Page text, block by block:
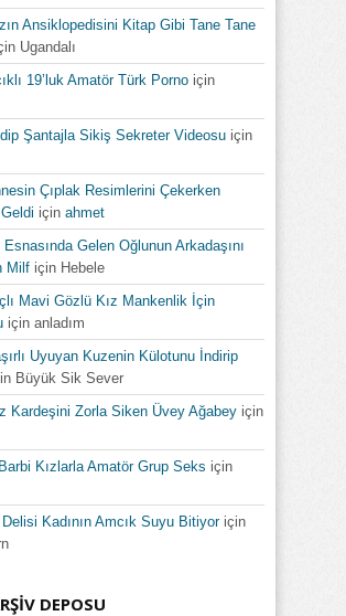
Ansiklopedisini Kitap Gibi Tane Tane
Ugandalı
19’luk Amatör Türk Porno için
Şantajla Sikiş Sekreter Videosu için
Çıplak Resimlerini Çekerken
için ahmet
Gelen Oğlunun Arkadaşını
Milf için Hebele
Mavi Gözlü Kız Mankenlik İçin
için anladım
Uyuyan Kuzenin Külotunu İndirip
Büyük Sik Sever
Kardeşini Zorla Siken Üvey Ağabey için
Kızlarla Amatör Grup Seks için
Kadının Amcık Suyu Bitiyoriçin
DEPOSU